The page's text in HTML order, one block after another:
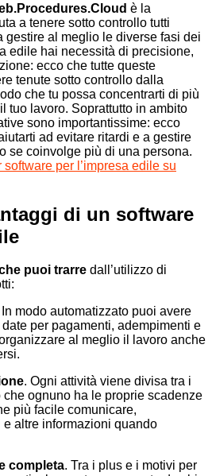
è la
a tenere sotto controllo tutti
gestire al meglio le diverse fasi dei
edile hai necessità di precisione,
ecco che tutte queste
tenute sotto controllo dalla
che tu possa concentrarti di più
tuo lavoro. Soprattutto in ambito
sono importantissime: ecco
ad evitare ritardi e a gestire
se coinvolge più di una persona.
software per l’impresa edile su
di un software
puoi trarre dall’utilizzo di
In modo automatizzato puoi avere
per pagamenti, adempimenti e
al meglio il lavoro anche
. Ogni attività viene divisa tra i
ognuno ha le proprie scadenze
più facile comunicare,
altre informazioni quando
completa. Tra i plus e i motivi per